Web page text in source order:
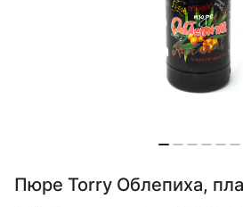
Пюре Torry Облепиха,